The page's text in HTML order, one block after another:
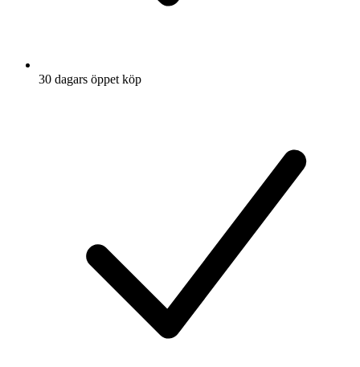
30 dagars öppet köp